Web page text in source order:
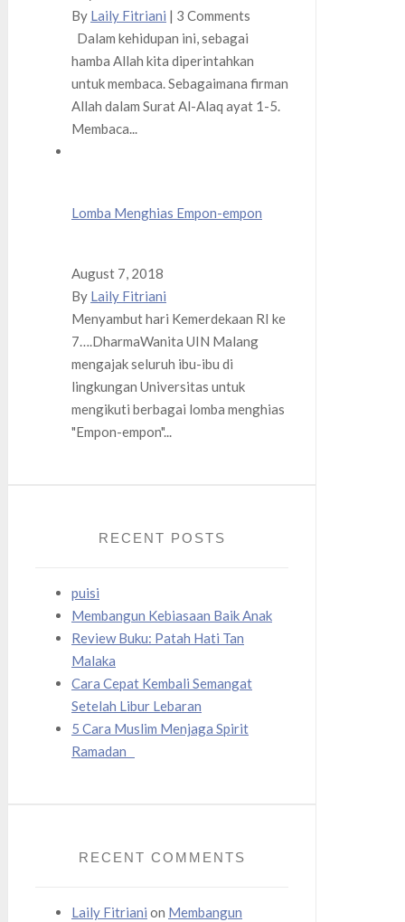
By Laily Fitriani | 3 Comments
Dalam kehidupan ini, sebagai
hamba Allah kita diperintahkan
untuk membaca. Sebagaimana firman
Allah dalam Surat Al-Alaq ayat 1-5.
Membaca...
Lomba Menghias Empon-empon
August 7, 2018
By Laily Fitriani
Menyambut hari Kemerdekaan RI ke
7….DharmaWanita UIN Malang
mengajak seluruh ibu-ibu di
lingkungan Universitas untuk
mengikuti berbagai lomba menghias
"Empon-empon"...
RECENT POSTS
puisi
Membangun Kebiasaan Baik Anak
Review Buku: Patah Hati Tan
Malaka
Cara Cepat Kembali Semangat
Setelah Libur Lebaran
5 Cara Muslim Menjaga Spirit
Ramadan
RECENT COMMENTS
Laily Fitriani on Membangun